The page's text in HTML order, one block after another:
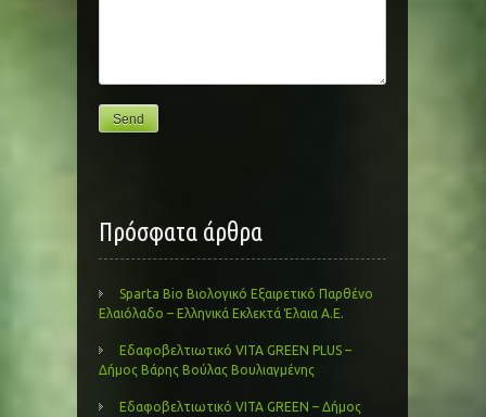
Πρόσφατα άρθρα
Sparta Bio Βιολογικό Εξαιρετικό Παρθένο
Ελαιόλαδο – Ελληνικά Εκλεκτά Έλαια Α.Ε.
Εδαφοβελτιωτικό VITA GREEN PLUS –
Δήμος Βάρης Βούλας Βουλιαγμένης
Εδαφοβελτιωτικό VITA GREEN – Δήμος